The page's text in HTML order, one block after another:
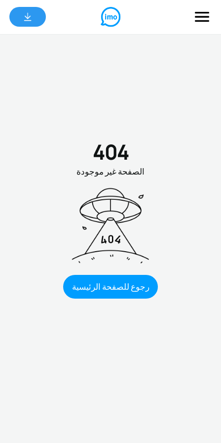
404
الصفحة غير موجودة
رجوع للصفحة الرئيسية